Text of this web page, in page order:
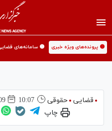
🟡 پرونده‌های ویژه خبری 🟡 سامانه‌های
قضایی حقوقی 10:07
09
چاپ